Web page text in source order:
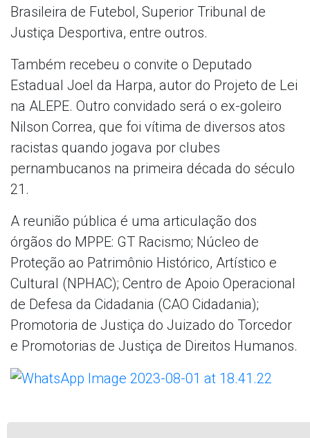
Brasileira de Futebol, Superior Tribunal de
Justiça Desportiva, entre outros.
Também recebeu o convite o Deputado
Estadual Joel da Harpa, autor do Projeto de Lei
na ALEPE. Outro convidado será o ex-goleiro
Nilson Correa, que foi vítima de diversos atos
racistas quando jogava por clubes
pernambucanos na primeira década do século
21.
A reunião pública é uma articulação dos
órgãos do MPPE: GT Racismo; Núcleo de
Proteção ao Patrimônio Histórico, Artístico e
Cultural (NPHAC); Centro de Apoio Operacional
de Defesa da Cidadania (CAO Cidadania);
Promotoria de Justiça do Juizado do Torcedor
e Promotorias de Justiça de Direitos Humanos.